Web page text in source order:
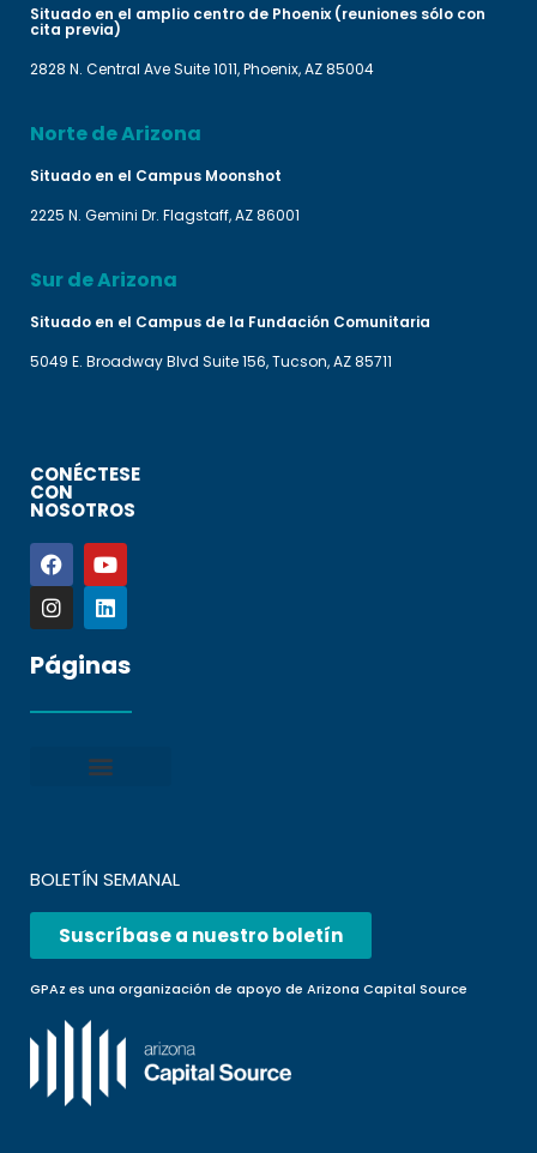
Situado en el amplio centro de Phoenix (reuniones sólo con
cita previa)
2828 N. Central Ave Suite 1011, Phoenix, AZ 85004
Norte de Arizona
Situado en el Campus Moonshot
2225 N. Gemini Dr. Flagstaff, AZ 86001
Sur de Arizona
Situado en el Campus de la Fundación Comunitaria
5049 E. Broadway Blvd Suite 156, Tucson, AZ 85711
CONÉCTESE
CON
NOSOTROS
Páginas
BOLETÍN SEMANAL
Suscríbase a nuestro boletín
GPAz es una organización de apoyo de Arizona Capital Source